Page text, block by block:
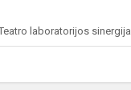
laboratorijos sinergija